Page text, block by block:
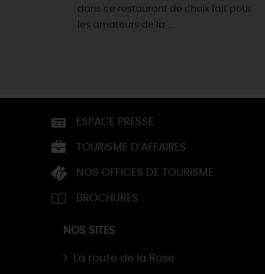
dans ce restaurant de choix fait pour
les amateurs de la ...
ESPACE PRESSE
TOURISME D’AFFAIRES
NOS OFFICES DE TOURISME
BROCHURES
NOS SITES
La route de la Rose